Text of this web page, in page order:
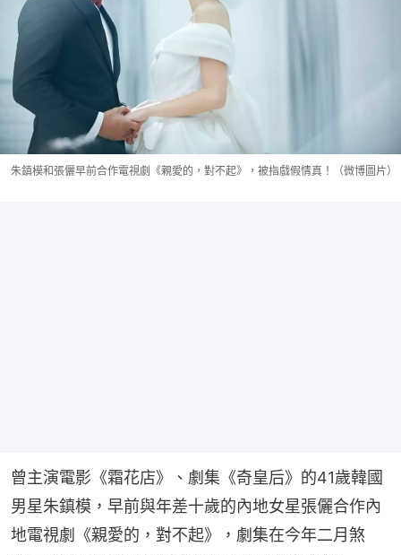
朱鎮模和張儷早前合作電視劇《親愛的，對不起》，被指戲假情真！（微博圖片）
曾主演電影《霜花店》、劇集《奇皇后》的41歲韓國
男星朱鎮模，早前與年差十歲的內地女星張儷合作內
地電視劇《親愛的，對不起》，劇集在今年二月煞